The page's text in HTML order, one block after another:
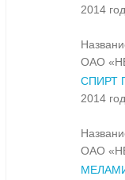
2014 год
ОАО
СПИРТ
2014 год
ОАО